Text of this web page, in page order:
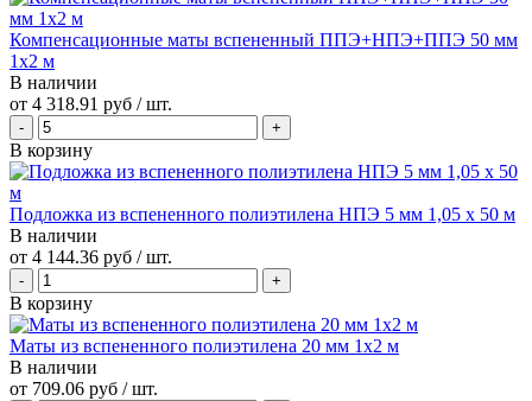
Компенсационные маты вспененный ППЭ+НПЭ+ППЭ 50 мм
1x2 м
В наличии
от 4 318.91 руб / шт.
В корзину
Подложка из вспененного полиэтилена НПЭ 5 мм 1,05 х 50 м
В наличии
от 4 144.36 руб / шт.
В корзину
Маты из вспененного полиэтилена 20 мм 1x2 м
В наличии
от 709.06 руб / шт.